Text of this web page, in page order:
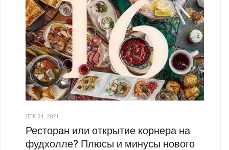
ДЕК 24, 2021
Ресторан или открытие корнера на
фудхолле? Плюсы и минусы нового